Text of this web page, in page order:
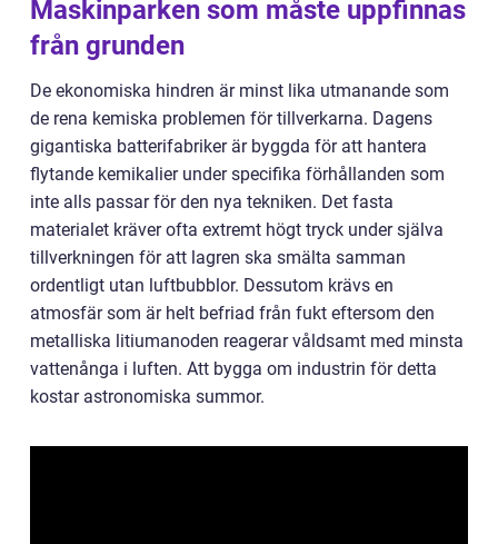
Maskinparken som måste uppfinnas
från grunden
De ekonomiska hindren är minst lika utmanande som
de rena kemiska problemen för tillverkarna. Dagens
gigantiska batterifabriker är byggda för att hantera
flytande kemikalier under specifika förhållanden som
inte alls passar för den nya tekniken. Det fasta
materialet kräver ofta extremt högt tryck under själva
tillverkningen för att lagren ska smälta samman
ordentligt utan luftbubblor. Dessutom krävs en
atmosfär som är helt befriad från fukt eftersom den
metalliska litiumanoden reagerar våldsamt med minsta
vattenånga i luften. Att bygga om industrin för detta
kostar astronomiska summor.